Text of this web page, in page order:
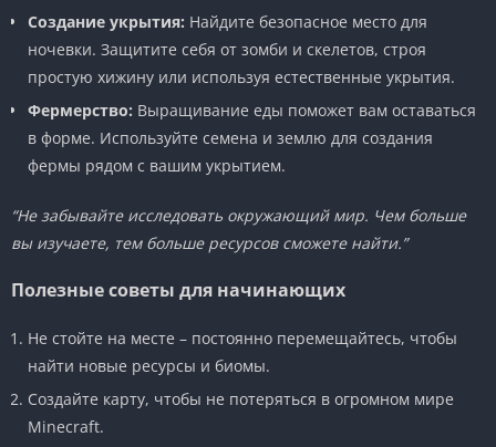
Создание укрытия: Найдите безопасное место для
ночевки. Защитите себя от зомби и скелетов, строя
простую хижину или используя естественные укрытия.
Фермерство: Выращивание еды поможет вам оставаться
в форме. Используйте семена и землю для создания
фермы рядом с вашим укрытием.
“Не забывайте исследовать окружающий мир. Чем больше
вы изучаете, тем больше ресурсов сможете найти.”
Полезные советы для начинающих
Не стойте на месте – постоянно перемещайтесь, чтобы
найти новые ресурсы и биомы.
Создайте карту, чтобы не потеряться в огромном мире
Minecraft.